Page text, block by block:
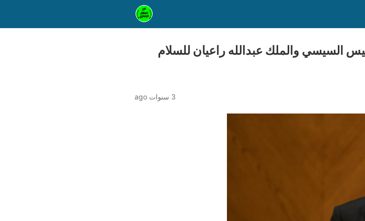
السيسي والملك عبدالله راعيان للسلام
3 سنوات ago